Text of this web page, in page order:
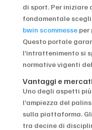
di sport. Per iniziare
fondamentale
bwin scommesseper
Questo portale
l’intrattenimento si
normative vigenti
Vantaggi e
Uno degli aspetti
l’ampiezza del
sulla piattaforma.
tra decine di